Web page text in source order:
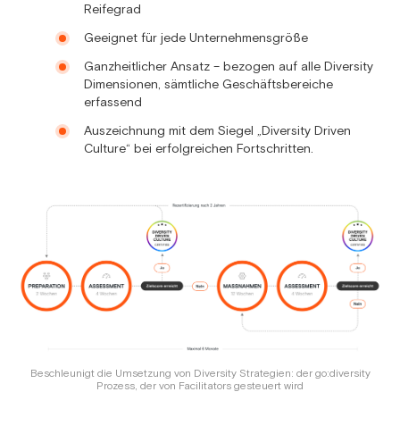
Reifegrad
Geeignet für jede Unternehmensgröße
Ganzheitlicher Ansatz – bezogen auf alle Diversity
Dimensionen, sämtliche Geschäftsbereiche
erfassend
Auszeichnung mit dem Siegel „Diversity Driven
Culture“ bei erfolgreichen Fortschritten.
Beschleunigt die Umsetzung von Diversity Strategien: der go:diversity
Prozess, der von Facilitators gesteuert wird